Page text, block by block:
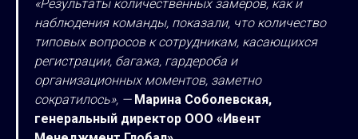
«Результаты количественных замеров, как и
наблюдения команды, показали, что количество
типовых вопросов к сотрудникам, касающихся
регистрации, багажа, гардероба и
организационных моментов, заметно
сократилось», — Марина Соболевская,
генеральный директор ООО «Ивент